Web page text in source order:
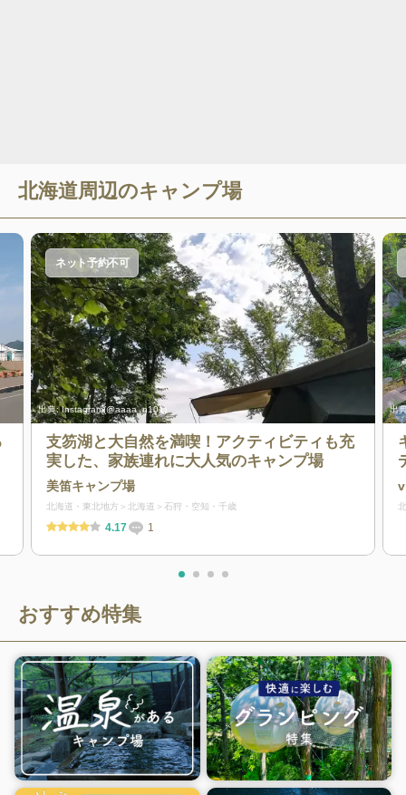
北海道周辺のキャンプ場
出典:Instagram(@aaaa_n101)
ネット予約不可
支笏湖と大自然を満喫！アクティビティも充
実した、家族連れに大人気のキャンプ場
美笛キャンプ場
北海道・東北地方 北海道 石狩・空知・千歳
4.17 1
出
おすすめ特集